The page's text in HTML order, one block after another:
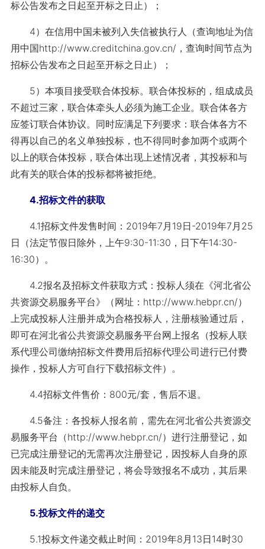
标公告发布之日起至开标之日止）；
4）在信用中国未被列入失信被执行人（查询地址为信
用中国http://www.creditchina.gov.cn/，查询时间节点为
招标公告发布之日起至开标之日止）；
5）本项目接受联合体投标。联合体投标的，组成成员
不超过三家，联合体牵头人必须为施工企业。联合体各方
应签订联合体协议。同时应满足下列要求：联合体各方不
得再以自己的名义单独投标，也不得同时参加两个或两个
以上的联合体投标，联合体出现上述情况者，其投标和与
此有关的联合体的投标都将被拒绝。
4.招标文件的获取
4.1招标文件发售时间：2019年7月19日-2019年7月25
日（法定节假日除外，上午9:30-11:30，日下午14:30-
16:30）。
4.2报名及招标文件获取方式：投标人须在《河北省公
共资源交易服务平台》（网址：http://www.hebpr.cn/）
上完成投标人注册并成为合格投标人，注册核验通过后，
即可在河北省公共资源交易服务平台网上报名（投标人联
系代理公司缴纳招标文件费用后招标代理公司进行已付费
操作，投标人方可自行下载招标文件）。
4.4招标文件售价：800元/套，售后不退。
4.5备注：各投标人报名前，需先在河北省公共资源交
易服务平台（http://www.hebpr.cn/）进行注册登记，如
已完成注册登记的无需再次注册登记，因投标人自身的原
因未能及时完成注册登记，将会导致报名不成功，其后果
由投标人自负。
5.投标文件的递交
5.1投标文件递交截止时间：2019年8月13日14时30